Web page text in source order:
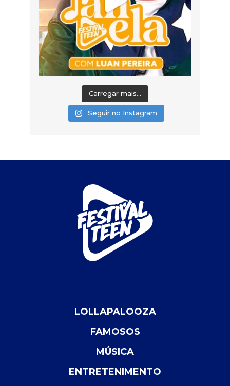
Carregar mais...
Seguir no Instagram
LOLLAPALOOZA
FAMOSOS
MÚSICA
ENTRETENIMENTO